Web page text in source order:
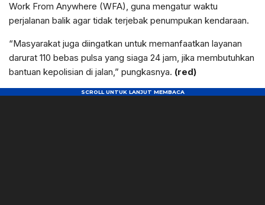
Work From Anywhere (WFA), guna mengatur waktu
perjalanan balik agar tidak terjebak penumpukan kendaraan.
“Masyarakat juga diingatkan untuk memanfaatkan layanan
darurat 110 bebas pulsa yang siaga 24 jam, jika membutuhkan
bantuan kepolisian di jalan,” pungkasnya. (red)